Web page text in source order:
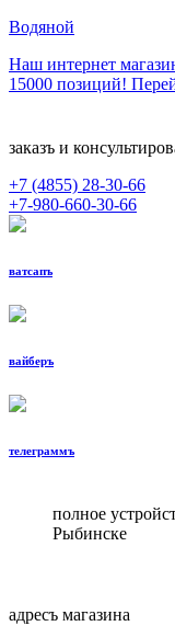
Водяной
Наш интернет
15000 позиций!
заказъ и
+7 (4855) 28-30-66
+7-980-660-30-66
ватсапъ
вайберъ
телеграммъ
полное
Рыбинске
адресъ магазина